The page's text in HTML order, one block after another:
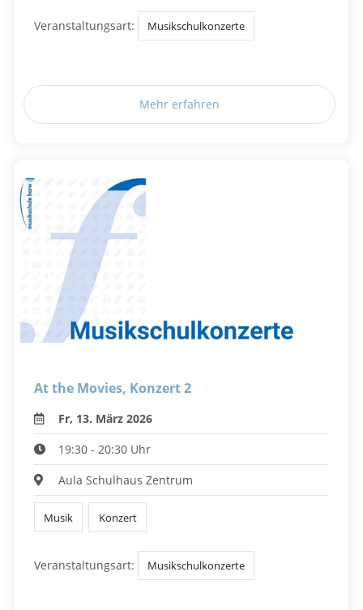
Veranstaltungsart: Musikschulkonzerte
Mehr erfahren
At the Movies, Konzert 2
Fr, 13. März 2026
19:30 - 20:30 Uhr
Aula Schulhaus Zentrum
Musik Konzert
Veranstaltungsart: Musikschulkonzerte